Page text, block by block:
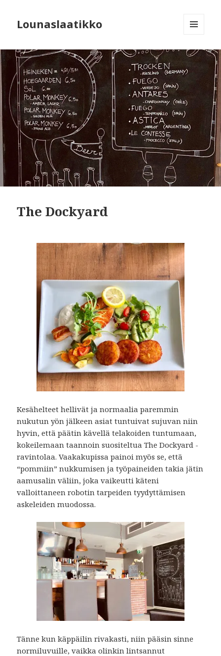
Lounaslaatikko
WIDGETS
The Dockyard
Kesähelteet hellivät ja normaalia paremmin
nukutun yön jälkeen asiat tuntuivat sujuvan niin
hyvin, että päätin kävellä telakoiden tuntumaan,
kokeilemaan taannoin suositeltua The Dockyard -
ravintolaa. Vaakakupissa painoi myös se, että
“pommiin” nukkumisen ja työpaineiden takia jätin
aamusalin väliin, joka vaikeutti käteni
valloittaneen robotin tarpeiden tyydyttämisen
askeleiden muodossa.
Tänne kun käppäilin rivakasti, niin pääsin sinne
normiluvuille, vaikka olinkin lintsannut